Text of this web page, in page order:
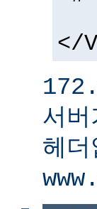
</
서
헤더